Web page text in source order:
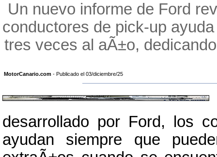
Un nuevo informe de Ford
conductores de pick-up
tres veces al aÃ±o,
MotorCanario.com - Publicado el 03/diciembre/25
desarrollado por Ford, los
ayudan siempre que